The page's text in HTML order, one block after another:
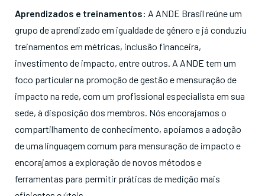
Aprendizados e treinamentos: A ANDE Brasil reúne um
grupo de aprendizado em igualdade de gênero e já conduziu
treinamentos em métricas, inclusão financeira,
investimento de impacto, entre outros. A ANDE tem um
foco particular na promoção de gestão e mensuração de
impacto na rede, com um profissional especialista em sua
sede, à disposição dos membros. Nós encorajamos o
compartilhamento de conhecimento, apoiamos a adoção
de uma linguagem comum para mensuração de impacto e
encorajamos a exploração de novos métodos e
ferramentas para permitir práticas de medição mais